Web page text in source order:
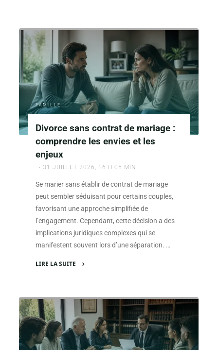
reconnu
et
héritage
:
comment
revendiquer
ses
droits
en
qu’héritier
?"
FAMILLE
Divorce sans contrat de mariage :
comprendre les envies et les
enjeux
31 JUILLET 2026, 16 H 05 MIN
Se marier sans établir de contrat de mariage
peut sembler séduisant pour certains couples,
favorisant une approche simplifiée de
l’engagement. Cependant, cette décision a des
implications juridiques complexes qui se
manifestent souvent lors d’une séparation. …
LIRE LA SUITE
contrat
de
mariage
:
comprendre